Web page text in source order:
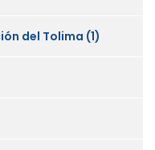
del Tolima (1)